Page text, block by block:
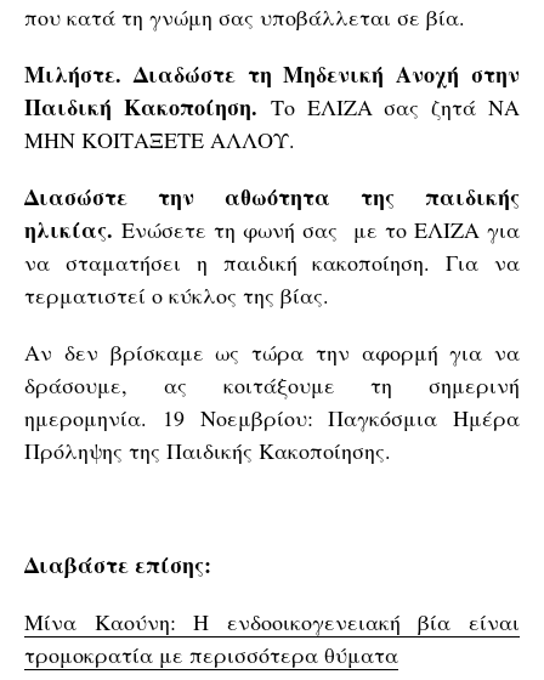
που κατά τη γνώμη σας υποβάλλεται σε βία.
Μιλήστε. Διαδώστε τη Μηδενική Ανοχή στην
Παιδική Κακοποίηση. Το ΕΛΙΖΑ σας ζητά ΝΑ
ΜΗΝ ΚΟΙΤΑΞΕΤΕ ΑΛΛΟΥ.
Διασώστε την αθωότητα της παιδικής
ηλικίας. Ενώσετε τη φωνή σας με το ΕΛΙΖΑ για
να σταματήσει η παιδική κακοποίηση. Για να
τερματιστεί ο κύκλος της βίας.
Αν δεν βρίσκαμε ως τώρα την αφορμή για να
δράσουμε, ας κοιτάξουμε τη σημερινή
ημερομηνία. 19 Νοεμβρίου: Παγκόσμια Ημέρα
Πρόληψης της Παιδικής Κακοποίησης.
Διαβάστε επίσης:
Μίνα Καούνη: Η ενδοοικογενειακή βία είναι
τρομοκρατία με περισσότερα θύματα